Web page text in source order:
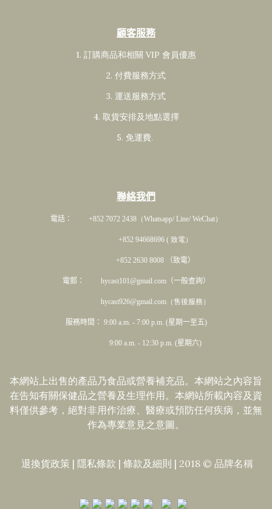
顧客服務
1. 訂購商品和相關 VIP 會員優惠
2. 付費服務方式
3. 運送服務方式
4. 取貨安排及地點選擇
5. 免運費.
聯絡我們
電話： +852 7072 2438（Whatsapp/ Line/ WeChat）
+852 94668696 ( 致電）
+852 2630 8008 （致電）
電郵： hycast101@gmail.com（一般查詢）
hycast926@gmail.com（售後服務）
服務時間： 9:00 a.m. - 7:00 p.m. (星期一至五)
9:00 a.m. - 12:30 p.m. (星期六)
本網站上出售的產品乃食品或營養補充品。本網站之內容旨
在告知有關保健品之營養及生理作用。本網站所載內容及資
料僅供參考，絕對非用作治療、醫療或預防任何疾病，並無
作為專業意見之意圖。
退換貨政策 | 隱私條款 |​ 條款及細則 | 2018 © 品牌名稱